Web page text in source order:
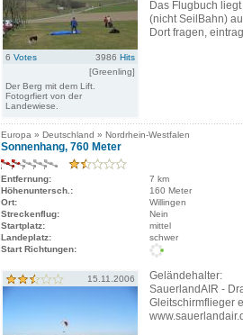
6 Votes 3986 Hits
[Greenling]
Der Berg mit dem Lift.
Fotogrfiert von der
Landewiese.
Das Flugbuch
(nicht SeilBahn)
Dort fragen,
Europa » Deutschland » Nordrhein-Westfalen
Sonnenhang, 760 Meter
Entfernung:
7 km
Höhenuntersch.:
160 Meter
Ort:
Willingen
Streckenflug:
Nein
Startplatz:
mittel
Landeplatz:
schwer
Start Richtungen:
15.11.2006
Geländehalter:
SauerlandAIR -
Gleitschirmflieger